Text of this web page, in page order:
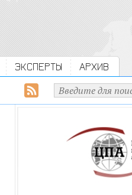
ЭКСПЕРТЫ АРХИВ